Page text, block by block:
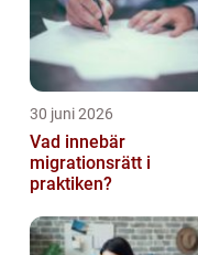
30 juni 2026
Vad innebär
migrationsrätt i
praktiken?